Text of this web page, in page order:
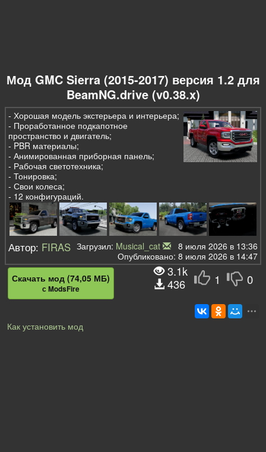
Мод GMC Sierra (2015-2017) версия 1.2 для
BeamNG.drive (v0.38.x)
- Хорошая модель экстерьера и интерьера;
- Проработанное подкапотное
пространство и двигатель;
- PBR материалы;
- Анимированная приборная панель;
- Рабочая светотехника;
- Тонировка;
- Свои колеса;
- 12 конфигураций.
Автор: FIRAS Загрузил: Musical_cat
8 июля 2026 в 13:36
Опубликовано: 8 июля 2026 в 14:47
1 0
Скачать мод (74,05 МБ)
с ModsFire
3.1k
436
Как установить мод